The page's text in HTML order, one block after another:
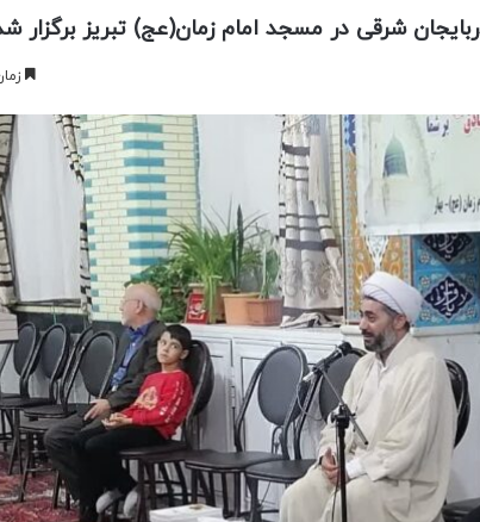
شرقی در مسجد امام زمان(عج) تبریز برگزار